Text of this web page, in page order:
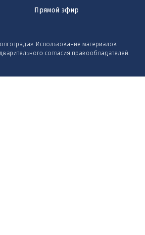
Прямой эфир
Использование материалов
согласия правообладателей.